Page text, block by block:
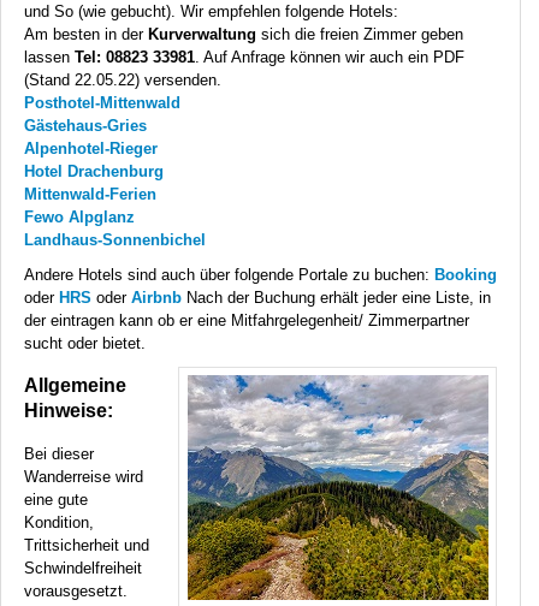
und So (wie gebucht). Wir empfehlen folgende Hotels:
Am besten in der Kurverwaltung sich die freien Zimmer geben
lassen Tel: 08823 33981 . Auf Anfrage können wir auch ein PDF
(Stand 22.05.22) versenden.
Posthotel-Mittenwald
Gästehaus-Gries
Alpenhotel-Rieger
Hotel Drachenburg
Mittenwald-Ferien
Fewo Alpglanz
Landhaus-Sonnenbichel
Andere Hotels sind auch über folgende Portale zu buchen: Booking
oder HRS oder Airbnb Nach der Buchung erhält jeder eine Liste, in
der eintragen kann ob er eine Mitfahrgelegenheit/ Zimmerpartner
sucht oder bietet.
Allgemeine
Hinweise:
Bei dieser
Wanderreise wird
eine gute
Kondition,
Trittsicherheit und
Schwindelfreiheit
vorausgesetzt.